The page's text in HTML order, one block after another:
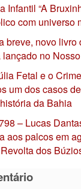
Infantil “A
com universo
breve, novo livro
no
Fetal e o
um dos casos
da Bahia
– Lucas
aos palcos em
dos